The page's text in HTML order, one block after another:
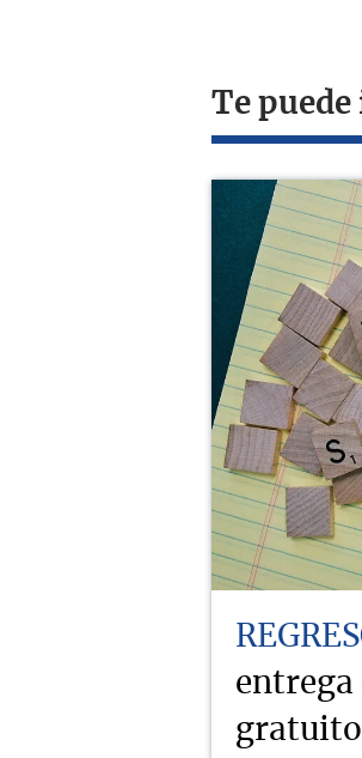
Te
entrega